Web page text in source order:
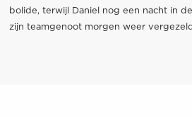
bolide, terwijl Daniel nog een nacht in
zijn teamgenoot morgen weer